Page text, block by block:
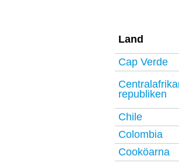
Land
Cap Verde
republiken
Chile
Colombia
Cooköarna